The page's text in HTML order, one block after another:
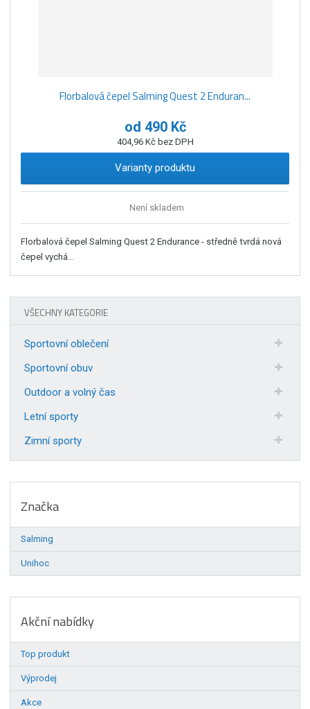
Florbalová čepel Salming Quest 2 Enduran...
od 490 Kč
404,96 Kč bez DPH
Varianty produktu
Není skladem
Florbalová čepel Salming Quest 2 Endurance - středně tvrdá nová
čepel vychá...
VŠECHNY KATEGORIE
Sportovní oblečení
Sportovní obuv
Outdoor a volný čas
Letní sporty
Zimní sporty
Značka
Salming
Unihoc
Akční nabídky
Top produkt
Výprodej
Akce